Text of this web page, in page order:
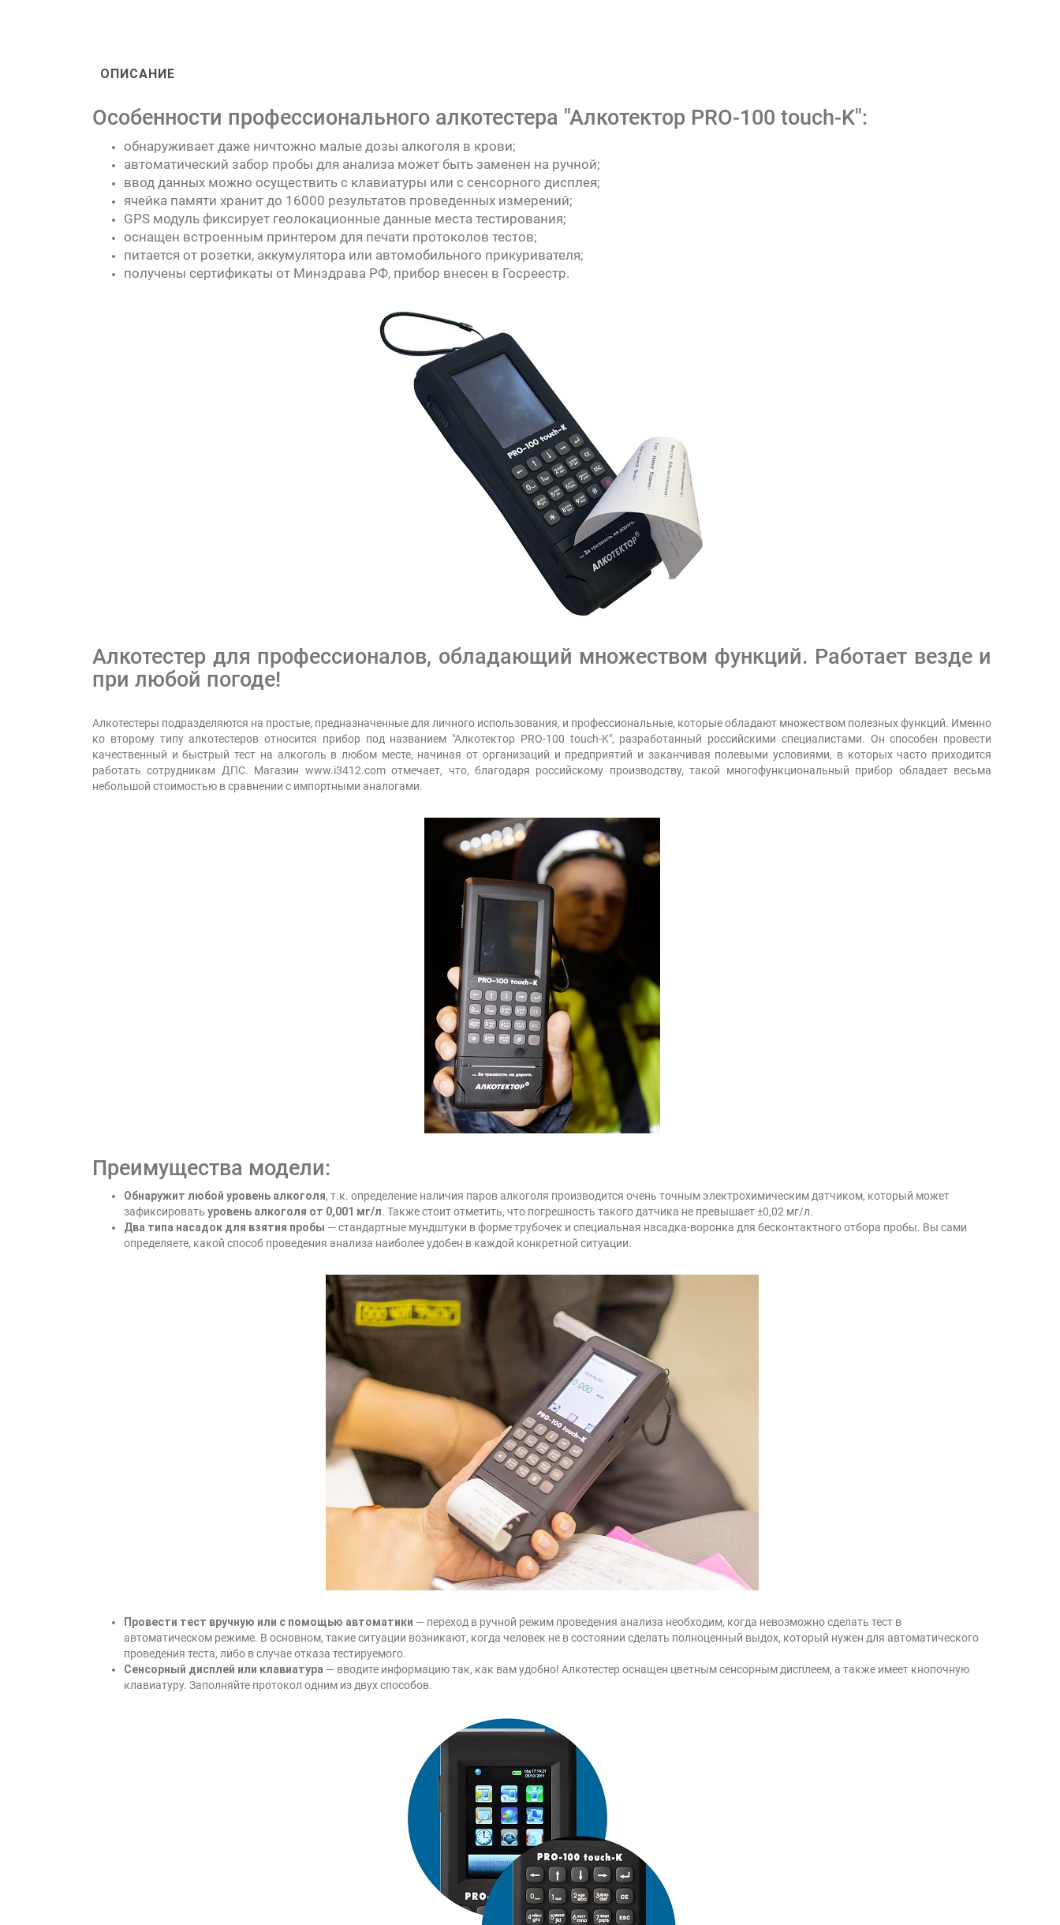
ОПИСАНИЕ
Особенности профессионального алкотестера "Алкотектор PRO-100 touch-K":
обнаруживает даже ничтожно малые дозы алкоголя в крови;
автоматический забор пробы для анализа может быть заменен на ручной;
ввод данных можно осуществить с клавиатуры или с сенсорного дисплея;
ячейка памяти хранит до 16000 результатов проведенных измерений;
GPS модуль фиксирует геолокационные данные места тестирования;
оснащен встроенным принтером для печати протоколов тестов;
питается от розетки, аккумулятора или автомобильного прикуривателя;
получены сертификаты от Минздрава РФ, прибор внесен в Госреестр.
Алкотестер для профессионалов, обладающий множеством функций. Работает везде и
при любой погоде!
Алкотестеры подразделяются на простые, предназначенные для личного использования, и профессиональные, которые обладают множеством полезных функций. Именно
ко второму типу алкотестеров относится прибор под названием "Алкотектор PRO-100 touch-K", разработанный российскими специалистами. Он способен провести
качественный и быстрый тест на алкоголь в любом месте, начиная от организаций и предприятий и заканчивая полевыми условиями, в которых часто приходится
работать сотрудникам ДПС. Магазин www.i3412.com отмечает, что, благодаря российскому производству, такой многофункциональный прибор обладает весьма
небольшой стоимостью в сравнении с импортными аналогами.
Преимущества модели:
Обнаружит любой уровень алкоголя, т.к. определение наличия паров алкоголя производится очень точным электрохимическим датчиком, который может
зафиксировать уровень алкоголя от 0,001 мг/л. Также стоит отметить, что погрешность такого датчика не превышает ±0,02 мг/л.
Два типа насадок для взятия пробы — стандартные мундштуки в форме трубочек и специальная насадка-воронка для бесконтактного отбора пробы. Вы сами
определяете, какой способ проведения анализа наиболее удобен в каждой конкретной ситуации.
Провести тест вручную или с помощью автоматики — переход в ручной режим проведения анализа необходим, когда невозможно сделать тест в
автоматическом режиме. В основном, такие ситуации возникают, когда человек не в состоянии сделать полноценный выдох, который нужен для автоматического
проведения теста, либо в случае отказа тестируемого.
Сенсорный дисплей или клавиатура — вводите информацию так, как вам удобно! Алкотестер оснащен цветным сенсорным дисплеем, а также имеет кнопочную
клавиатуру. Заполняйте протокол одним из двух способов.